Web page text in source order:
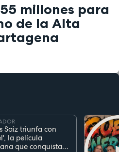
millones para
de la Alta
Saiz triunfa con
la película
que conquista